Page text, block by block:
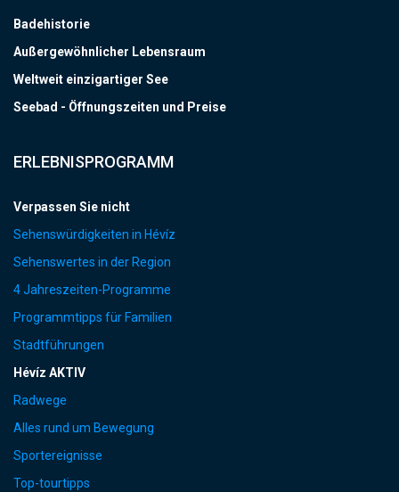
Badehistorie
Außergewöhnlicher Lebensraum
Weltweit einzigartiger See
Seebad - Öffnungszeiten und Preise
ERLEBNISPROGRAMM
Verpassen Sie nicht
Sehenswürdigkeiten in Hévíz
Sehenswertes in der Region
4 Jahreszeiten-Programme
Programmtipps für Familien
Stadtführungen
Hévíz AKTIV
Radwege
Alles rund um Bewegung
Sportereignisse
Top-tourtipps